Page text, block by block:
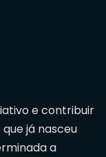
e contribuir
já nasceu
a